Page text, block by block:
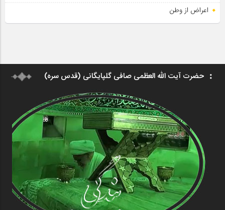
اعراض از وطن
حضرت آیت الله العظمی صافی گلپایگانی (قدس سره)